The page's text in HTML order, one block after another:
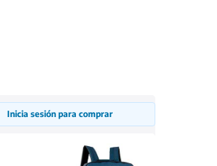
Inicia sesión para comprar